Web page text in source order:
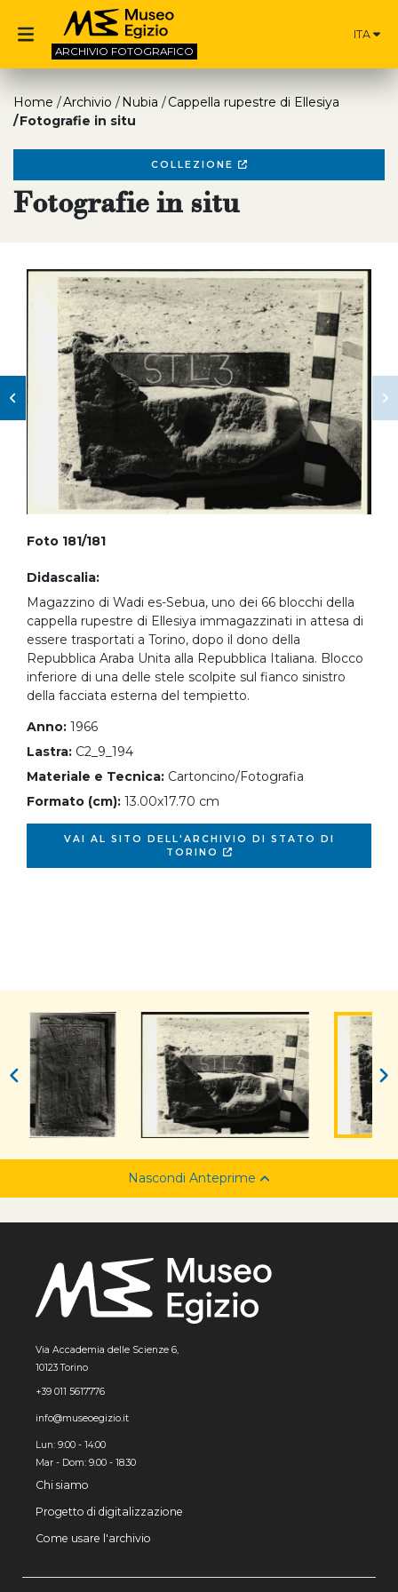
ARCHIVIO FOTOGRAFICO
ITA
Home Archivio Nubia
Cappella rupestre di Ellesiya
Fotografie in situ
COLLEZIONE
Fotografie in situ
Foto 181/181
Didascalia:
Magazzino di Wadi es-Sebua, uno dei 66 blocchi della
cappella rupestre di Ellesiya immagazzinati in attesa di
essere trasportati a Torino, dopo il dono della
Repubblica Araba Unita alla Repubblica Italiana. Blocco
inferiore di una delle stele scolpite sul fianco sinistro
della facciata esterna del tempietto.
Anno: 1966
Lastra: C2_9_194
Materiale e Tecnica: Cartoncino/Fotografia
Formato (cm): 13.00x17.70 cm
VAI AL SITO DELL'ARCHIVIO DI STATO DI
TORINO
Nascondi Anteprime
Via Accademia delle Scienze 6,
10123 Torino
+39 011 5617776
info@museoegizio.it
Lun: 9:00 - 14:00
Mar - Dom: 9.00 - 18.30
Chi siamo
Progetto di digitalizzazione
Come usare l'archivio